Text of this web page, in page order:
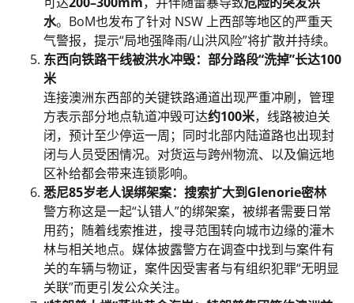
水。BoM也发布了针对 NSW 上西部等地区的严重天
气警报，提示“局地强降雨/山洪风险”将扩散并持续。
东西向铁路干线被洪水冲毁：部分路段“洗掉”长达100
米
连接澳洲东西部的关键铁路通道出现严重冲刷，管理
方表示部分地点轨道冲毁可达约100米，线路被迫关
闭，预计至少停运一周；同时北部内陆道路也出现封
闭与人员受困情况。对货运与跨州物流、以及偏远地
区补给都会带来连锁影响。
悉尼85岁老人误绑架案：搜索扩大到Glenorie密林
警方称这是一起“认错人”的绑架案，被绑者需要日常
用药；随着线索推进，搜寻范围转向城市边缘的灌木
林与相关地点。媒体披露警方在调查中找到与案件有
关的车辆与物证，案件因受害者与有组织犯罪“无明显
关联”而更引发公众关注。